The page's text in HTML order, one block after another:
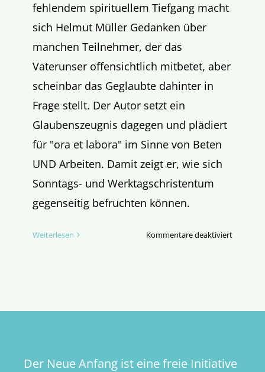
fehlendem spirituellem Tiefgang macht
sich Helmut Müller Gedanken über
manchen Teilnehmer, der das
Vaterunser offensichtlich mitbetet, aber
scheinbar das Geglaubte dahinter in
Frage stellt. Der Autor setzt ein
Glaubenszeugnis dagegen und plädiert
für "ora et labora" im Sinne von Beten
UND Arbeiten. Damit zeigt er, wie sich
Sonntags- und Werktagschristentum
gegenseitig befruchten können.
Weiterlesen Kommentare deaktiviertfür
Der Neue Anfang ist eine freie Initiative